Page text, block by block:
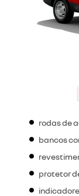
rodas de
bancos
protetor